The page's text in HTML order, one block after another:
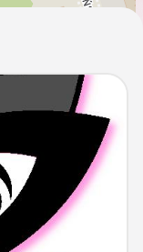
Mapa dostęna dla K-POT ©